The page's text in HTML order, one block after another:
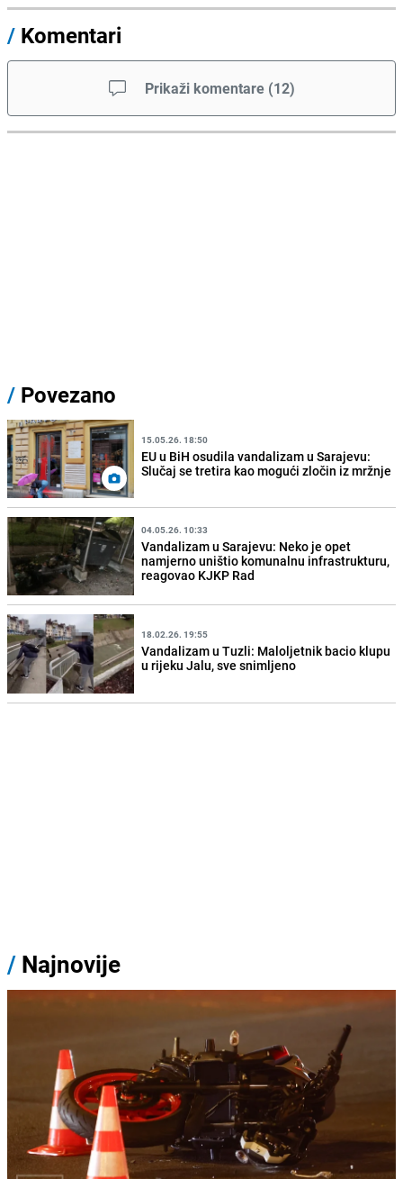
/ Komentari
Prikaži komentare (12)
/ Povezano
15.05.26. 18:50
EU u BiH osudila vandalizam u Sarajevu:
Slučaj se tretira kao mogući zločin iz mržnje
04.05.26. 10:33
Vandalizam u Sarajevu: Neko je opet
namjerno uništio komunalnu infrastrukturu,
reagovao KJKP Rad
18.02.26. 19:55
Vandalizam u Tuzli: Maloljetnik bacio klupu
u rijeku Jalu, sve snimljeno
/ Najnovije